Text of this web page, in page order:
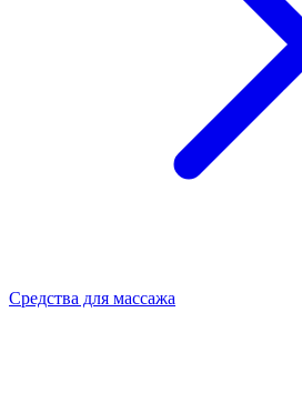
Средства для массажа